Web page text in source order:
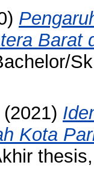
Barat
(2021)
Kota